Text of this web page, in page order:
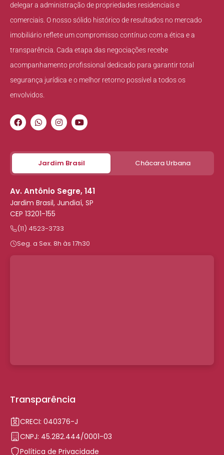
delegar a administração de propriedades residenciais e
comerciais. O nosso sólido histórico de resultados no mercado
imobiliário reflete um compromisso contínuo com a ética e a
transparência. Cada etapa das negociações recebe
acompanhamento profissional dedicado para garantir total
segurança jurídica e o melhor retorno possível a todos os
envolvidos.
Jardim Brasil Chácara Urbana
Av. Antônio Segre, 141
Jardim Brasil, Jundiaí, SP
CEP 13201-155
(11) 4523-3733
Seg. a Sex. 8h às 17h30
Transparência
CRECI: 040376-J
CNPJ: 45.282.444/0001-03
Política de Privacidade